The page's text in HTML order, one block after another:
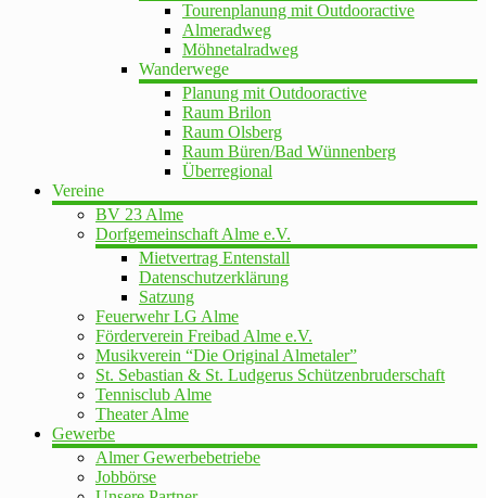
Tourenplanung mit Outdooractive
Almeradweg
Möhnetalradweg
Wanderwege
Planung mit Outdooractive
Raum Brilon
Raum Olsberg
Raum Büren/Bad Wünnenberg
Überregional
Vereine
BV 23 Alme
Dorfgemeinschaft Alme e.V.
Mietvertrag Entenstall
Datenschutzerklärung
Satzung
Feuerwehr LG Alme
Förderverein Freibad Alme e.V.
Musikverein “Die Original Almetaler”
St. Sebastian & St. Ludgerus Schützenbruderschaft
Tennisclub Alme
Theater Alme
Gewerbe
Almer Gewerbebetriebe
Jobbörse